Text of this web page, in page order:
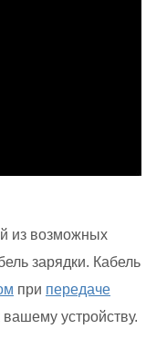
из возможных
зарядки. Кабель
при передаче
вашему устройству.